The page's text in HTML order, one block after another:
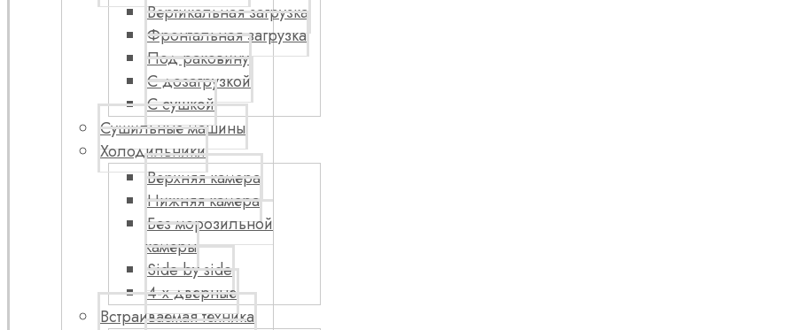
Вертикальная загрузка
Фронтальная загрузка
Под раковину
С дозагрузкой
С сушкой
Сушильные машины
Холодильники
Верхняя камера
Нижняя камера
Без морозильной
камеры
Side by side
4-х дверные
Встраиваемая техника